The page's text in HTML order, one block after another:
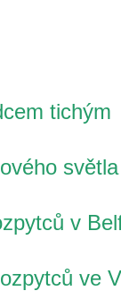
tichým
v
ve